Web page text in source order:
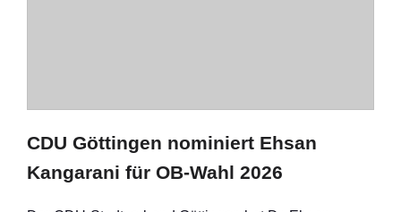
CDU Göttingen nominiert Ehsan
Kangarani für OB-Wahl 2026